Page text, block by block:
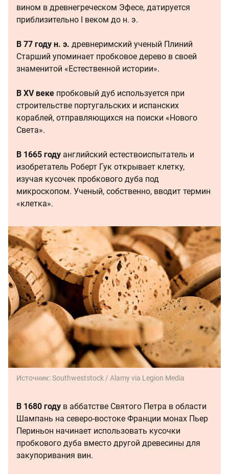
вином в древнегреческом Эфесе, датируется
приблизительно I веком до н. э.
В 77 году н. э. древнеримский ученый Плиний
Старший упоминает пробковое дерево в своей
знаменитой «Естественной истории».
В XV веке пробковый дуб используется при
строительстве португальских и испанских
кораблей, отправляющихся на поиски «Нового
Света».
В 1665 году английский естествоиспытатель и
изобретатель Роберт Гук открывает клетку,
изучая кусочек пробкового дуба под
микроскопом. Ученый, собственно, вводит термин
«клетка».
Источник:Southweststock / Alamy via Legion Media
В 1680 году в аббатстве Святого Петра в области
Шампань на северо-востоке Франции монах Пьер
Периньон начинает использовать кусочки
пробкового дуба вместо другой древесины для
закупоривания вин.